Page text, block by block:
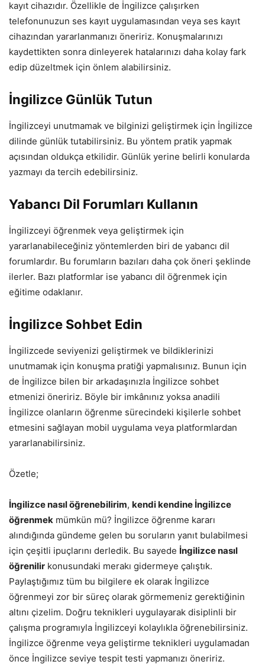
kayıt cihazıdır. Özellikle de İngilizce çalışırken
telefonunuzun ses kayıt uygulamasından veya ses kayıt
cihazından yararlanmanızı öneririz. Konuşmalarınızı
kaydettikten sonra dinleyerek hatalarınızı daha kolay fark
edip düzeltmek için önlem alabilirsiniz.
İngilizce Günlük Tutun
İngilizceyi unutmamak ve bilginizi geliştirmek için İngilizce
dilinde günlük tutabilirsiniz. Bu yöntem pratik yapmak
açısından oldukça etkilidir. Günlük yerine belirli konularda
yazmayı da tercih edebilirsiniz.
Yabancı Dil Forumları Kullanın
İngilizceyi öğrenmek veya geliştirmek için
yararlanabileceğiniz yöntemlerden biri de yabancı dil
forumlardır. Bu forumların bazıları daha çok öneri şeklinde
ilerler. Bazı platformlar ise yabancı dil öğrenmek için
eğitime odaklanır.
İngilizce Sohbet Edin
İngilizcede seviyenizi geliştirmek ve bildiklerinizi
unutmamak için konuşma pratiği yapmalısınız. Bunun için
de İngilizce bilen bir arkadaşınızla İngilizce sohbet
etmenizi öneririz. Böyle bir imkânınız yoksa anadili
İngilizce olanların öğrenme sürecindeki kişilerle sohbet
etmesini sağlayan mobil uygulama veya platformlardan
yararlanabilirsiniz.
Özetle;
İngilizce nasıl öğrenebilirim, kendi kendine İngilizce
öğrenmek mümkün mü? İngilizce öğrenme kararı
alındığında gündeme gelen bu soruların yanıt bulabilmesi
için çeşitli ipuçlarını derledik. Bu sayede İngilizce nasıl
öğrenilir konusundaki merakı gidermeye çalıştık.
Paylaştığımız tüm bu bilgilere ek olarak İngilizce
öğrenmeyi zor bir süreç olarak görmemeniz gerektiğinin
altını çizelim. Doğru teknikleri uygulayarak disiplinli bir
çalışma programıyla İngilizceyi kolaylıkla öğrenebilirsiniz.
İngilizce öğrenme veya geliştirme teknikleri uygulamadan
önce İngilizce seviye tespit testi yapmanızı öneririz.